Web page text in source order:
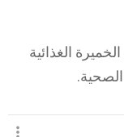
الغذائية